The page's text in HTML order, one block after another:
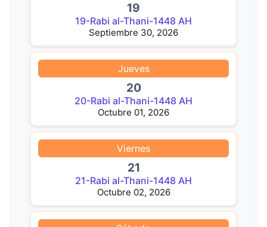
19
19-Rabi al-Thani-1448 AH
Septiembre 30, 2026
Jueves
20
20-Rabi al-Thani-1448 AH
Octubre 01, 2026
Viernes
21
21-Rabi al-Thani-1448 AH
Octubre 02, 2026